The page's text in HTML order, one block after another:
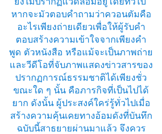
หากจะมัวตอบคําถามว่าควอนตัมคือ
อะไรเพียงถ่ายเดียวเพื่อให้ผู้รับคำ
ตอบสร้างความเข้าใจจากเพียงคำ
พูด ตัวหนังสือ หรือแม้จะเป็นภาพถ่าย
และวีดีโอที่จับภาพแสดงข่าวสารของ
ปรากฏการณ์ธรรมชาติได้เพียงชั่ว
ขณะใด ๆ นั้น คือภารกิจที่เป็นไปได้
ยาก ดังนั้น ผู้ประสงค์ใคร่รู้ทั่วไปเมื่อ
สร้างความคุ้นเคยทางอ้อมดังที่บันทึก
ฉบับนี้สาธยายผ่านมาแล้ว จึงควร